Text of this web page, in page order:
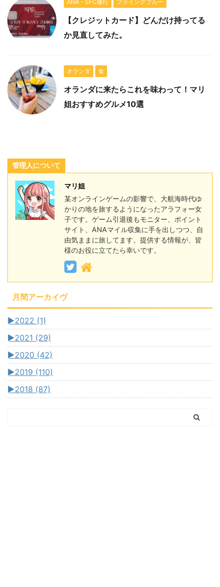
ANA・SFC修行 フライングブルー
【クレジットカード】どんだけ持ってる
か見直してみた。
オランダ 食
オランダに来たらこれを味わって！マリ
姐おすすめグルメ10選
管理人について
マリ姐
某オンラインゲームの影響で、大航海時代ゆ
かりの地を旅するようになったアラフォー女
子です。ゲーム引退後もモニター、ポイント
サイト、ANAマイル収集に手を出しつつ、自
由気ままに旅してます。提供する情報が、皆
様のお役に立てたら幸いです。
月間アーカイヴ
►2022 (1)
►2021 (29)
►2020 (42)
►2019 (110)
►2018 (87)